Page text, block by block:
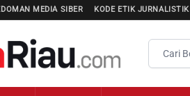
MEDIA SIBER KODE ETIK JURNALISTIK